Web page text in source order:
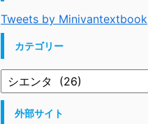
Tweets by Minivantextbook
カテゴリー
外部サイト